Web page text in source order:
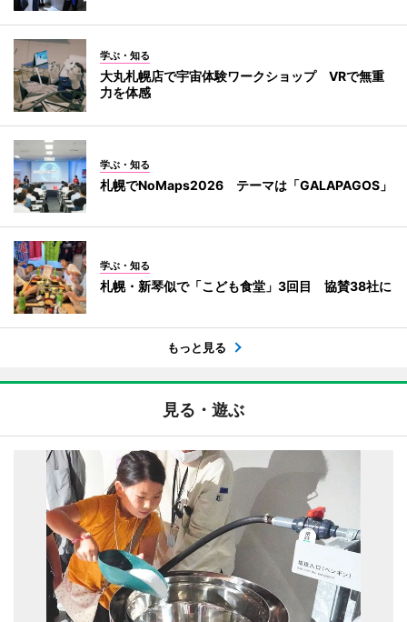
学ぶ・知る
大丸札幌店で宇宙体験ワークショップ VRで無重
力を体感
学ぶ・知る
札幌でNoMaps2026 テーマは「GALAPAGOS」
学ぶ・知る
札幌・新琴似で「こども食堂」3回目 協賛38社に
もっと見る
見る・遊ぶ